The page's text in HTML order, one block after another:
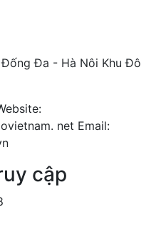
Đa - Hà Nôi Khu Đô
net Email:
cập